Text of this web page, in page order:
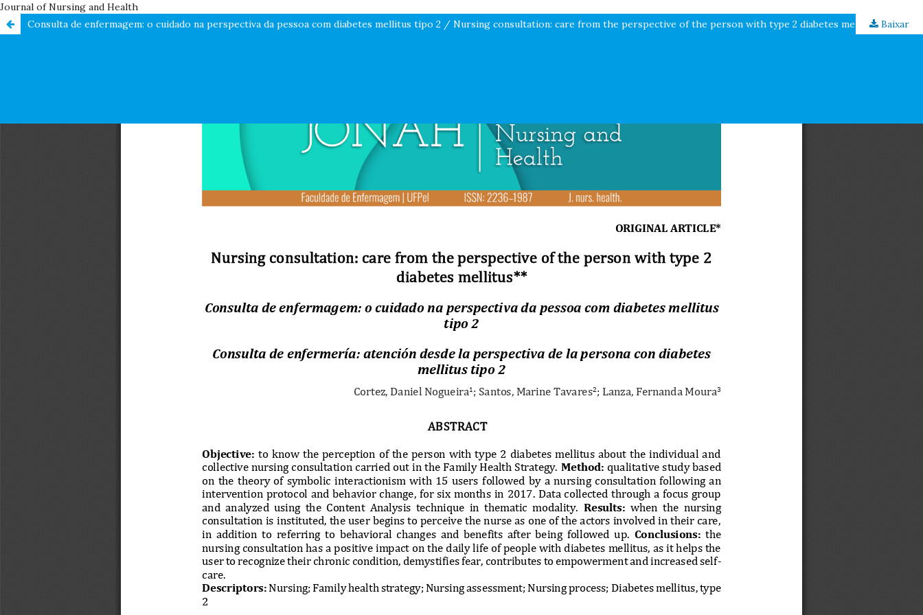
Journal of Nursing and Health
Consulta de enfermagem: o cuidado na perspectiva da pessoa com diabetes mellitus tipo 2 / Nursing consultation: care from the perspective of the person with type 2 diabetes mellitus Baixar